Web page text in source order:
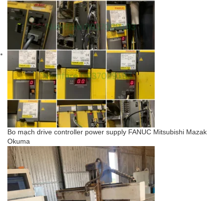
Bo mạch drive controller power supply FANUC Mitsubishi Mazak
Okuma